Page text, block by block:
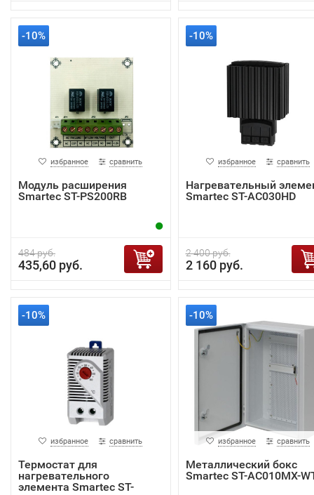
-10%
избранное сравнить
Модуль расширения
Smartec ST-PS200RB
484 руб.
435,60 руб.
-10%
избранное сравнить
Нагревательный
Smartec ST-AC030HD
2 400 руб.
2 160 руб.
-10%
избранное сравнить
Термостат для
нагревательного
элемента Smartec ST-
-10%
избранное сравнить
Металлический бокс
Smartec ST-AC010MX-